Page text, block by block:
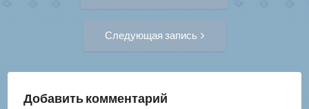
записям
Следующая запись
Добавить комментарий